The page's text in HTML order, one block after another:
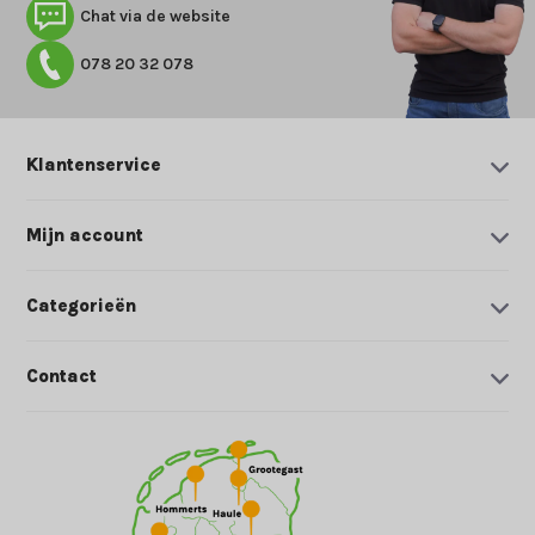
Chat via de website
078 20 32 078
Klantenservice
Mijn account
Categorieën
Contact